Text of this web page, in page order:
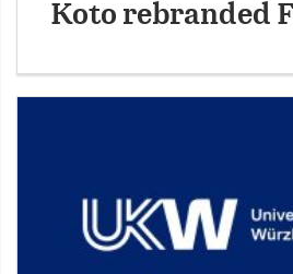
Koto rebranded